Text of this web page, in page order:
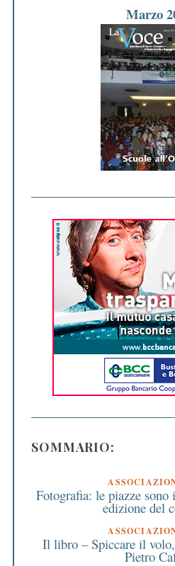
Marzo
SOMMARIO:
Fotografia: le piazze sono
edizione del
Il libro – Spiccare il
Pietro